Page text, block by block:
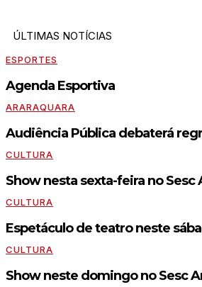
ÚLTIMAS NOTÍCIAS
ESPORTES
Agenda Esportiva
ARARAQUARA
Audiência Pública debaterá
CULTURA
Show nesta sexta-feira no Sesc
CULTURA
Espetáculo de teatro neste
CULTURA
Show neste domingo no Sesc